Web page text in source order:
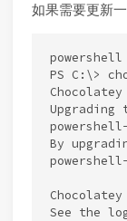
如果需要更新
powershell
PS C:\>
Upgrading
By
See the